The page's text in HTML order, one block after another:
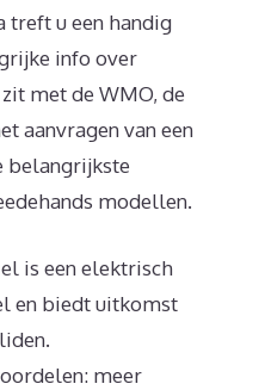
treft u een handig
info over
met de WMO, de
aanvragen van een
belangrijkste
modellen.
is een elektrisch
en biedt uitkomst
meer